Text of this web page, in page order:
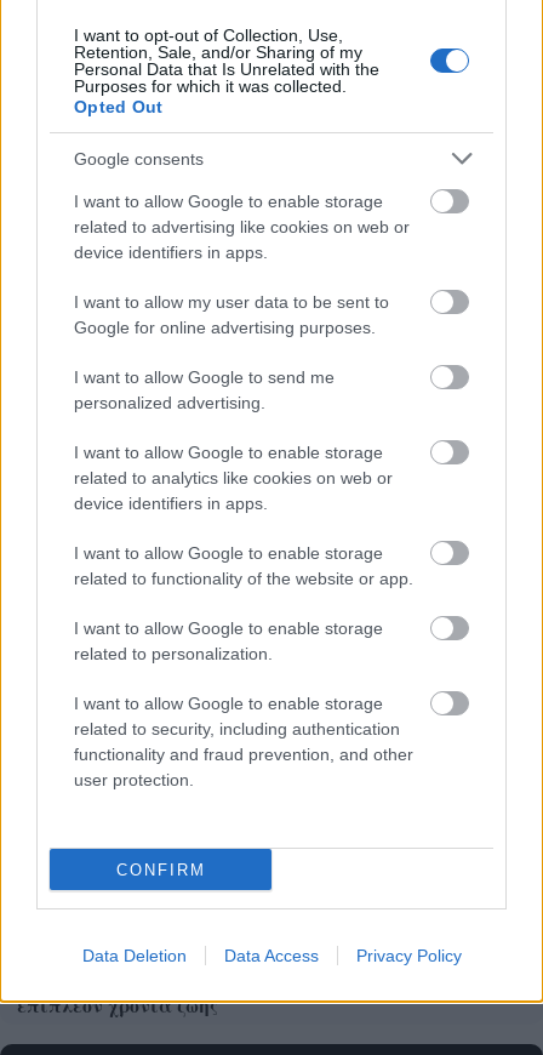
I want to opt-out of Collection, Use,
Retention, Sale, and/or Sharing of my
Personal Data that Is Unrelated with the
Purposes for which it was collected.
Opted Out
Google consents
I want to allow Google to enable storage
related to advertising like cookies on web or
device identifiers in apps.
I want to allow my user data to be sent to
Google for online advertising purposes.
I want to allow Google to send me
personalized advertising.
I want to allow Google to enable storage
related to analytics like cookies on web or
device identifiers in apps.
I want to allow Google to enable storage
related to functionality of the website or app.
I want to allow Google to enable storage
related to personalization.
I want to allow Google to enable storage
related to security, including authentication
functionality and fraud prevention, and other
user protection.
CONFIRM
Data Deletion Data Access Privacy Policy
Η Apple αποφασίζει ποιος μένει και ποιος φεύγει και
οι κανόνες δεν είναι ίδιοι για όλους
Η Γιορτή Θράψαλου στην Αβυθο με γεύση και χορό
επιπλέον χρόνια ζωής